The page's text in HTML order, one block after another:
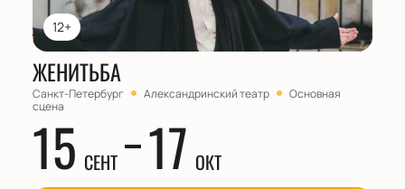
12+
ЖЕНИТЬБА
Санкт-Петербург Александринский театр
Основная
сцена
15 СЕНТ 17 ОКТ